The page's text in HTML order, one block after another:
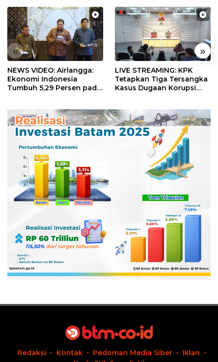
« »
NEWS VIDEO: Airlangga:
Ekonomi Indonesia
Tumbuh 5,29 Persen pada
LIVE STREAMING: KPK
Tetapkan Tiga Tersangka
Kasus Dugaan Korupsi
Redaksi Kontak Pedoman Media Siber
Iklan